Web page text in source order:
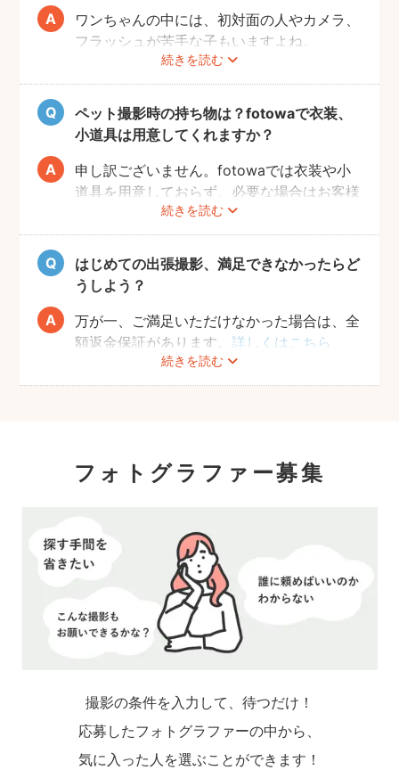
続きを読む
ワンちゃんの中には、初対面の人やカメラ、
フラッシュが苦手な子もいますよね。
fotowaの出張撮影は、ペット撮影の実績が
あるプロフォトグラファーが担当いたしま
す。
当日に素敵な写真を撮るため、サイト内のメ
ッセージ機能を使った事前相談をおすすめい
たします。ワンちゃんの苦手なこと、お願い
したい事、撮ってほしい写真のイメージなど
をフォトグラファーへお送りください。
飼い主さんとコミュニケーションをとりなが
ら、時間内で最大限ワンちゃんの素敵な表情
を引き出せるようにご提案いたします。
ペット撮影時の持ち物は？fotowaで衣装、
小道具は用意してくれますか？
続きを読む
申し訳ございません。fotowaでは衣装や小
道具を用意しておらず、必要な場合はお客様
自身にご準備をお願いしております。
当日の持ち物としては、ペットが大好きなお
もちゃやお菓子のご用意をおすすめしており
ます。
落ち着かせたり、目線を合わせやすくなるた
め、可愛い写真がスムーズに撮れるようにな
ります。
はじめての出張撮影、満足できなかったらど
うしよう？
続きを読む
万が一、ご満足いただけなかった場合は、全
額返金保証があります。詳しくはこちら
フォトグラファー募集
撮影の条件を入力して、待つだけ！
応募したフォトグラファーの中から、
気に入った人を選ぶことができます！